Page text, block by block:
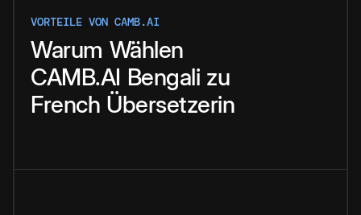
VORTEILE VON CAMB.AI
Warum Wählen
CAMB.AI Bengali zu
French Übersetzerin